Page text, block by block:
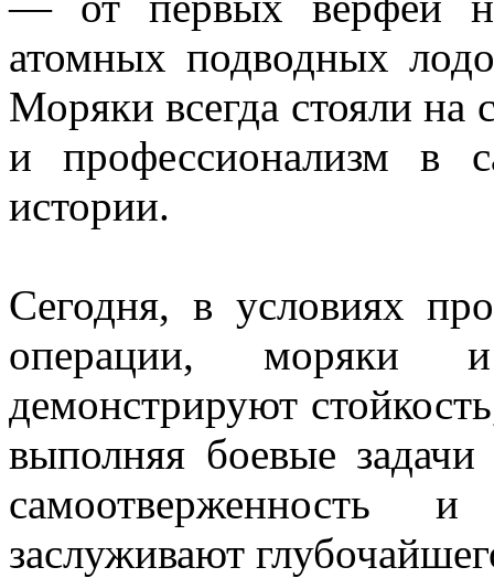
атомных подводных
Моряки всегда стояли на
и профессионализм в
истории.
Сегодня, в условиях
операции, моряки
демонстрируют
выполняя боевые
самоотверженность
заслуживают